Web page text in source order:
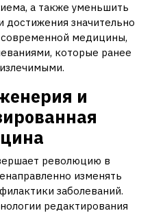
а также уменьшить
значительно
медицины,
которые ранее
и
революцию в
изменять
заболеваний.
редактирования